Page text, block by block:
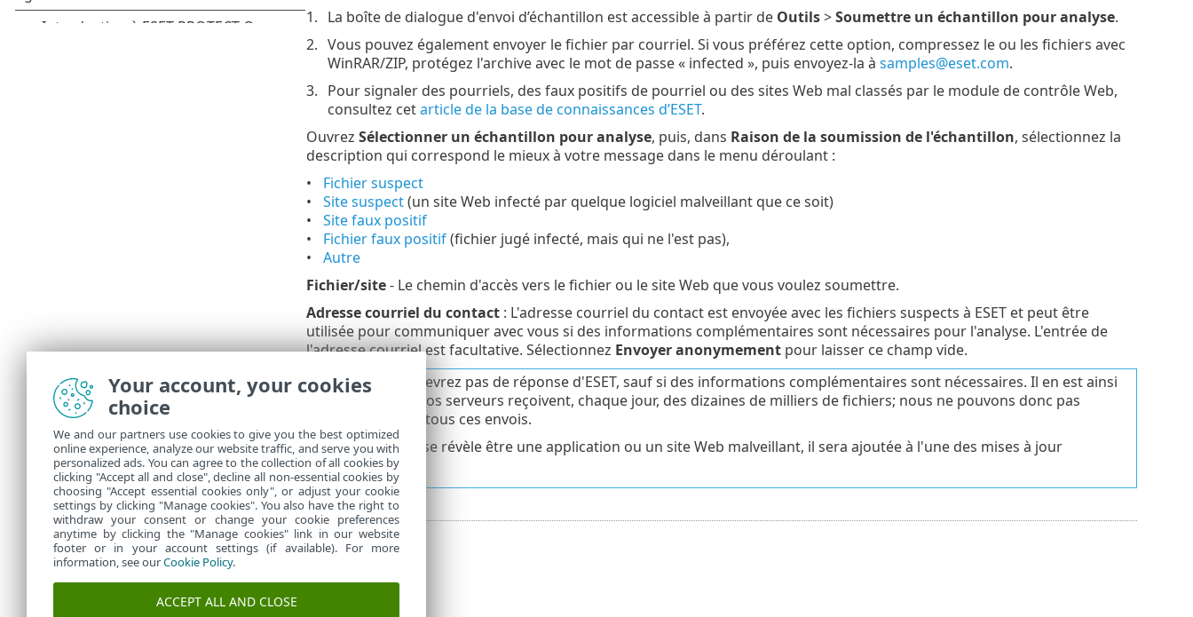
La boîte de dialogue d'envoi d’échantillon est accessible à partir de Outils>Soumettre un échantillon pour analyse.
Vous pouvez également envoyer le fichier par courriel. Si vous préférez cette option, compressez le ou les fichiers avec
WinRAR/ZIP, protégez l'archive avec le mot de passe « infected », puis envoyez-la à samples@eset.com.
Pour signaler des pourriels, des faux positifs de pourriel ou des sites Web mal classés par le module de contrôle Web,
consultez cetarticle de la base de connaissances d’ESET.
Ouvrez Sélectionner un échantillon pour analyse, puis, dans Raison de la soumission de l'échantillon, sélectionnez la
description qui correspond le mieux à votre message dans le menu déroulant :
Fichier suspect
Site suspect(un site Web infecté par quelque logiciel malveillant que ce soit)
Site faux positif
Fichier faux positif(fichier jugé infecté, mais qui ne l'est pas),
Autre
Fichier/site- Le chemin d'accès vers le fichier ou le site Web que vous voulez soumettre.
Adresse courriel du contact: L'adresse courriel du contact est envoyée avec les fichiers suspects à ESET et peut être
utilisée pour communiquer avec vous si des informations complémentaires sont nécessaires pour l'analyse. L'entrée de
l'adresse courriel est facultative. Sélectionnez Envoyer anonymementpour laisser ce champ vide.
Vous ne recevrez pas de réponse d'ESET, sauf si des informations complémentaires sont nécessaires. Il en est ainsi
parce que nos serveurs reçoivent, chaque jour, des dizaines de milliers de fichiers; nous ne pouvons donc pas
répondre à tous ces envois.
Si le fichier se révèle être une application ou un site Web malveillant, il sera ajoutée à l'une des mises à jour
suivantes.
Your account, your cookies
choice
We and our partners use cookies to give you the best optimized
online experience, analyze our website traffic, and serve you with
personalized ads. You can agree to the collection of all cookies by
clicking "Accept all and close", decline all non-essential cookies by
choosing "Accept essential cookies only", or adjust your cookie
settings by clicking "Manage cookies". You also have the right to
withdraw your consent or change your cookie preferences
anytime by clicking the "Manage cookies" link in our website
footer or in your account settings (if available). For more
information, see ourCookie Policy.
ACCEPT ALL AND CLOSE